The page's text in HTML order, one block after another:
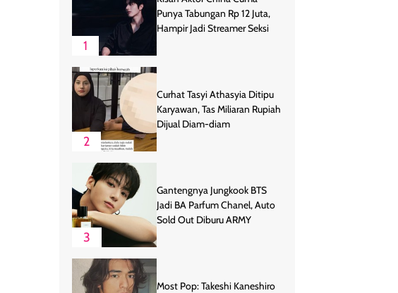
1
Punya Tabungan Rp 12 Juta,
Hampir Jadi Streamer Seksi
2
Curhat Tasyi Athasyia Ditipu
Karyawan, Tas Miliaran Rupiah
Dijual Diam-diam
3
Gantengnya Jungkook BTS
Jadi BA Parfum Chanel, Auto
Sold Out Diburu ARMY
Most Pop: Takeshi Kaneshiro